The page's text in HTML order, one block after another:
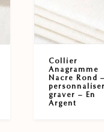
Collier
Anagramme
Nacre Rond
graver – En
Argent